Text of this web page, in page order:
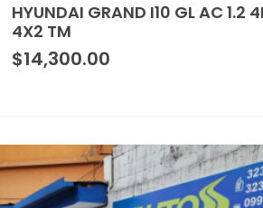
HYUNDAI GRAND I10 GL AC 1.2
4X2 TM
$14,300.00